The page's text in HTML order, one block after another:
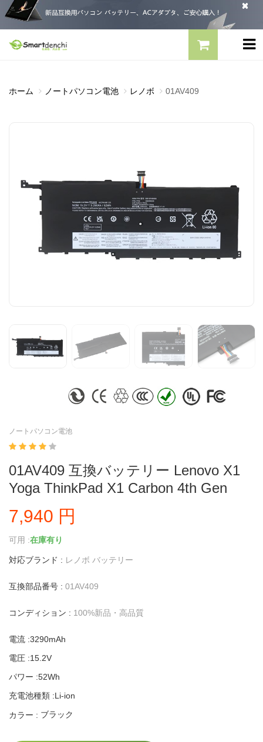
ホーム ノートパソコン電池 レノボ 01AV409
ノートパソコン電池
01AV409 互換バッテリー Lenovo X1
Yoga ThinkPad X1 Carbon 4th Gen
7,940 円
可用 :在庫有り
対応ブランド : レノボ バッテリー
互換部品番号 : 01AV409
コンディション : 100%新品・高品質
電流 :3290mAh
電圧 :15.2V
パワー :52Wh
充電池種類 :Li-ion
カラー : ブラック